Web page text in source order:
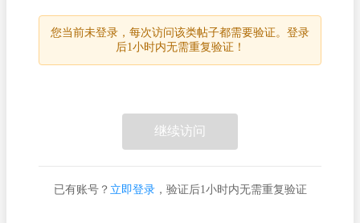
您当前未登录，每次访问该类帖子都需要验证。登录
后1小时内无需重复验证！
继续访问
已有账号？ 立即登录，验证后1小时内无需重复验证